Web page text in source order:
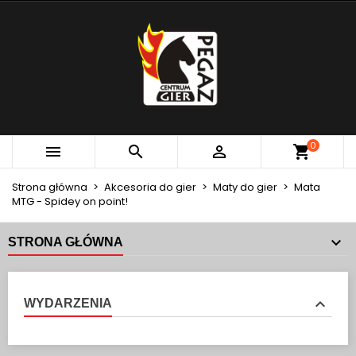
   0
Strona główna Akcesoria do gier Maty do gier
Mata
MTG - Spidey on point!
STRONA GŁÓWNA
WYDARZENIA
MOJE LISTY ŻYCZEŃ
Utwórz nową listę
UTWÓRZ LISTĘ ŻYCZEŃ
Utwórz listę życzeń
ZALOGUJ SIĘ
MUSISZ BYĆ ZALOGOWANY BY ZAPISAĆ PRODUKTY
NA SWOJEJ LIŚCIE ŻYCZEŃ.
Anuluj Zaloguj się